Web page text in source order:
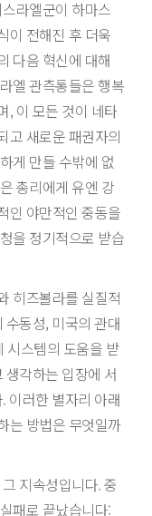
라엘군이 하마스
이 전해진 후 더욱
다음 혁신에 대해
엘 관측통들은 행복
, 이 모든 것이 네타
고 새로운 패권자의
게 만들 수밖에 없
총리에게 유엔 강
인 야만적인 중동을
을 정기적으로 받습
히즈볼라를 실질적
동성, 미국의 관대
시스템의 도움을 받
각하는 입장에 서
이러한 별자리 아래
는 방법은 무엇일까
지속성입니다. 중
패로 끝났습니다: